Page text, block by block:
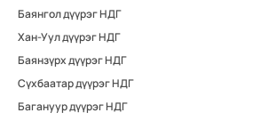
Баянгол дүүрэг НДГ
Хан-Уул дүүрэг НДГ
Баянзүрх дүүрэг НДГ
Сүхбаатар дүүрэг НДГ
Багануур дүүрэг НДГ